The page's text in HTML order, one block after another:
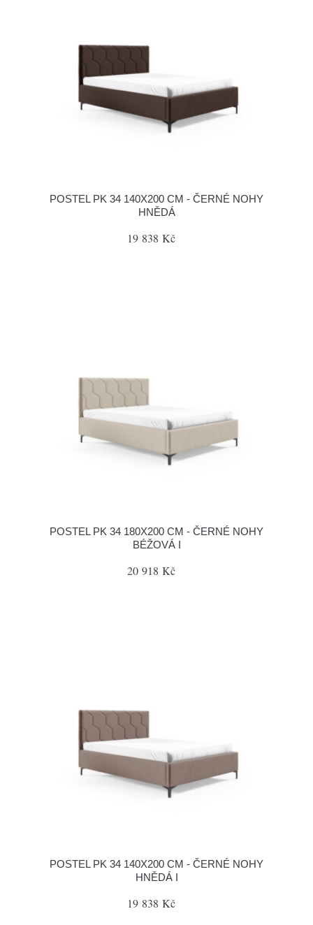
POSTEL PK 34 140X200 CM - ČERNÉ NOHY
HNĚDÁ
19 838 Kč
POSTEL PK 34 180X200 CM - ČERNÉ NOHY
BÉŽOVÁ I
20 918 Kč
POSTEL PK 34 140X200 CM - ČERNÉ NOHY
HNĚDÁ I
19 838 Kč